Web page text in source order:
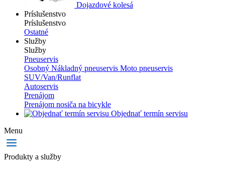
Dojazdové kolesá
Príslušenstvo
Príslušenstvo
Ostatné
Služby
Služby
Pneuservis
Osobný Nákladný pneuservis Moto pneuservis
SUV/Van/Runflat
Autoservis
Prenájom
Prenájom nosiča na bicykle
Objednať termín servisu
Menu
Produkty a služby